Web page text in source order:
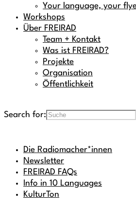
Your language, your
Workshops
Über FREIRAD
Team + Kontakt
Was ist FREIRAD?
Projekte
Organisation
Öffentlichkeit
Search for:
Die Radiomacher*innen
Newsletter
FREIRAD FAQs
Info in 10 Languages
KulturTon